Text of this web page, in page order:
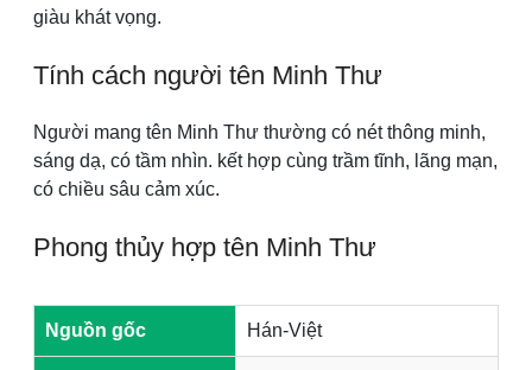
giàu khát vọng.
Tính cách người tên Minh Thư
Người mang tên Minh Thư thường có nét thông minh,
sáng dạ, có tầm nhìn. kết hợp cùng trầm tĩnh, lãng mạn,
có chiều sâu cảm xúc.
Phong thủy hợp tên Minh Thư
Nguồn gốc Hán-Việt